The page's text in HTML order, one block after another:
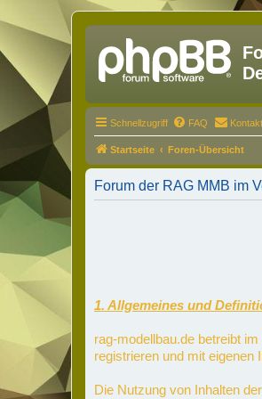
Schnellzugriff FAQ Kontakt
Startseite Foren-Übersicht
Forum der RAG MMB im
1. Allgemeines und
rag-modellbau.de betreibt
registrieren und mit eigenen
Die Nutzung von Inhalten